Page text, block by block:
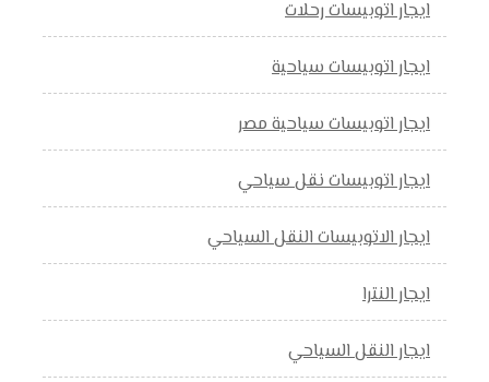
ايجار اتوبيسات رحلات
ايجار اتوبيسات سياحية
ايجار اتوبيسات سياحية مصر
ايجار اتوبيسات نقل سياحي
ايجار الاتوبيسات النقل السياحي
ايجار النترا
ايجار النقل السياحي